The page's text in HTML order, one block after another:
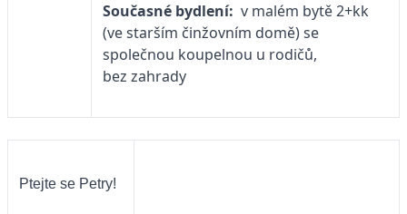
Současné bydlení: v malém bytě 2+kk
(ve starším činžovním domě) se
společnou koupelnou u rodičů,
bez zahrady
Ptejte se Petry!